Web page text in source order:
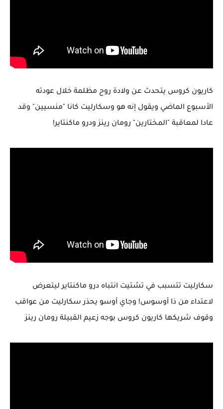
كاريون كروس يتحدث عن ولادة روح مظلمة خلال عودته
الأسبوع الماضي ويقول إنه هو وسكارليت كانا "منسيين" وقد
عادا لمعاقبة "المختارين" رومان رينز ودرو ماكنتاير!
سكارليت تتسبب في تشتيت انتباه درو ماكنتاير ليتعرض
لاعتداء من ذا أوسوس! وجاي أوسو يحذر سكارليت من عواقب
وقوف شريكها كاريون كروس بوجه زعيم القبيلة رومان رينز